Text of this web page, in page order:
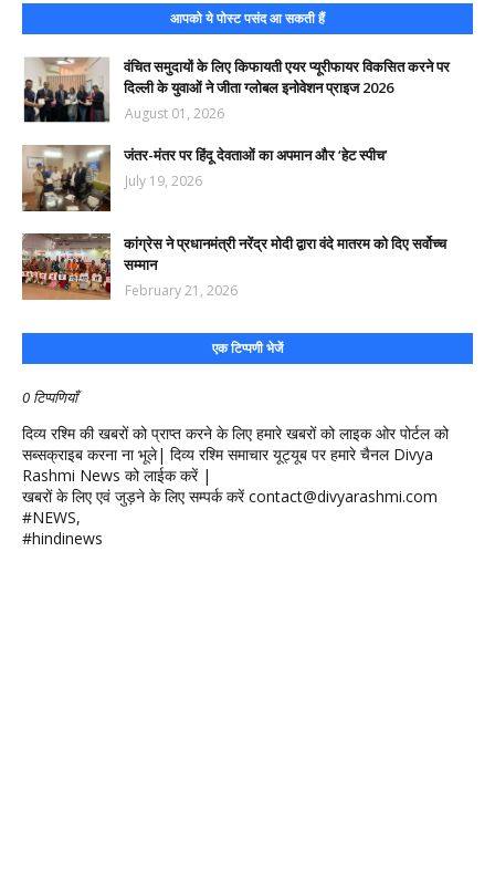
आपको ये पोस्ट पसंद आ सकती हैं
वंचित समुदायों के लिए किफायती एयर प्यूरीफायर विकसित करने पर
दिल्ली के युवाओं ने जीता ग्लोबल इनोवेशन प्राइज 2026
August 01, 2026
जंतर-मंतर पर हिंदू देवताओं का अपमान और ‘हेट स्पीच’
July 19, 2026
कांग्रेस ने प्रधानमंत्री नरेंद्र मोदी द्वारा वंदे मातरम को दिए सर्वोच्च
सम्मान
February 21, 2026
एक टिप्पणी भेजें
0 टिप्पणियाँ
दिव्य रश्मि की खबरों को प्राप्त करने के लिए हमारे खबरों को लाइक ओर पोर्टल को
सब्सक्राइब करना ना भूले| दिव्य रश्मि समाचार यूट्यूब पर हमारे चैनल Divya
Rashmi News को लाईक करें |
खबरों के लिए एवं जुड़ने के लिए सम्पर्क करें contact@divyarashmi.com
#NEWS,
#hindinews